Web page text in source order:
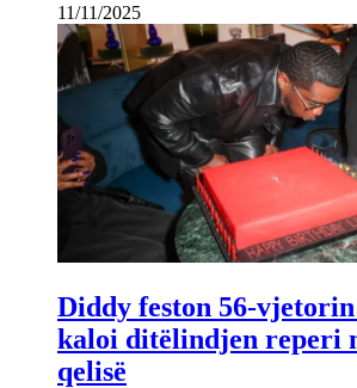
11/11/2025
Diddy feston 56-
kaloi ditëlindjen reperi
qelisë